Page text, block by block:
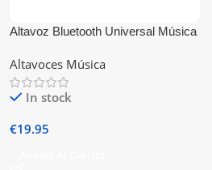
Altavoz Bluetooth Universal Música
Altavoces Música
In stock
€19.95